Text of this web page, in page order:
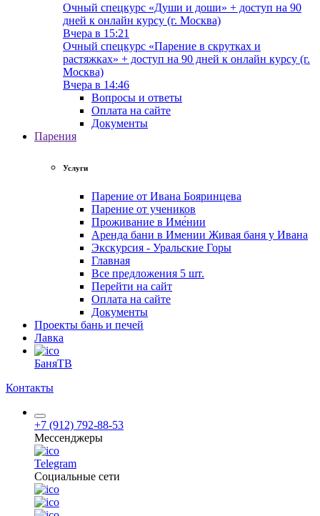
Очный спецкурс «Души и доши» + доступ на 90
дней к онлайн курсу (г. Москва)
Вчера в 15:21
Очный спецкурс «Парение в скрутках и
растяжках» + доступ на 90 дней к онлайн курсу (г.
Москва)
Вчера в 14:46
Вопросы и ответы
Оплата на сайте
Документы
Парения
Услуги
Парение от Ивана Бояринцева
Парение от учеников
Проживание в Име́нии
Аренда бани в Имении Живая баня у Ивана
Экскурсия - Уральские Горы
Главная
Все предложения 5 шт.
Перейти на сайт
Оплата на сайте
Документы
Проекты бань и печей
Лавка
БаняТВ
Контакты
+7 (912) 792-88-53
Мессенджеры
Telegram
Социальные сети